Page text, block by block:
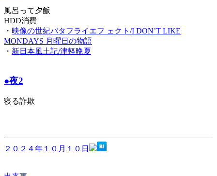
風呂って夕飯
HDD消費
・ 映像の世紀バタフライエフ ェクト/I DON’T LIKE
MONDAYS 月曜日の物語
・ 新日本風土記/津軽晩夏
●夜2
寝る詐欺
２０２４年１０月１０日